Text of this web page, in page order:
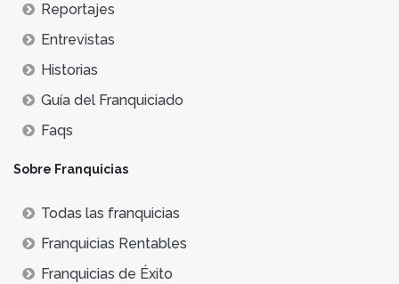
Reportajes
Entrevistas
Historias
Guía del Franquiciado
Faqs
Sobre Franquicias
Todas las franquicias
Franquicias Rentables
Franquicias de Éxito